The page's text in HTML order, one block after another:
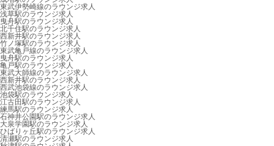
東武伊勢崎線のラウンジ求人
浅草駅のラウンジ求人
曳舟駅のラウンジ求人
北千住駅のラウンジ求人
西新井駅のラウンジ求人
竹ノ塚駅のラウンジ求人
東武亀戸線のラウンジ求人
曳舟駅のラウンジ求人
亀戸駅のラウンジ求人
東武大師線のラウンジ求人
西新井駅のラウンジ求人
西武池袋線のラウンジ求人
池袋駅のラウンジ求人
江古田駅のラウンジ求人
練馬駅のラウンジ求人
石神井公園駅のラウンジ求人
大泉学園駅のラウンジ求人
ひばりヶ丘駅のラウンジ求人
清瀬駅のラウンジ求人